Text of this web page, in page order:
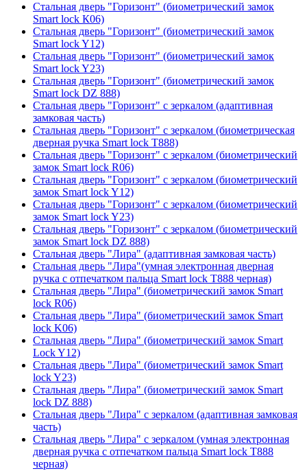
Стальная дверь "Горизонт" (биометрический замок
Smart lock К06)
Стальная дверь "Горизонт" (биометрический замок
Smart lock Y12)
Стальная дверь "Горизонт" (биометрический замок
Smart lock Y23)
Стальная дверь "Горизонт" (биометрический замок
Smart lock DZ 888)
Стальная дверь "Горизонт" с зеркалом (адаптивная
замковая часть)
Стальная дверь "Горизонт" с зеркалом (биометрическая
дверная ручка Smart lock T888)
Стальная дверь "Горизонт" с зеркалом (биометрический
замок Smart lock R06)
Стальная дверь "Горизонт" с зеркалом (биометрический
замок Smart lock Y12)
Стальная дверь "Горизонт" с зеркалом (биометрический
замок Smart lock Y23)
Стальная дверь "Горизонт" с зеркалом (биометрический
замок Smart lock DZ 888)
Стальная дверь "Лира" (адаптивная замковая часть)
Стальная дверь "Лира"(умная электронная дверная
ручка с отпечатком пальца Smart lock T888 черная)
Стальная дверь "Лира" (биометрический замок Smart
lock R06)
Стальная дверь "Лира" (биометрический замок Smart
lock K06)
Стальная дверь "Лира" (биометрический замок Smart
Lock Y12)
Стальная дверь "Лира" (биометрический замок Smart
lock Y23)
Стальная дверь "Лира" (биометрический замок Smart
lock DZ 888)
Стальная дверь "Лира" с зеркалом (адаптивная замковая
часть)
Стальная дверь "Лира" с зеркалом (умная электронная
дверная ручка с отпечатком пальца Smart lock T888
черная)